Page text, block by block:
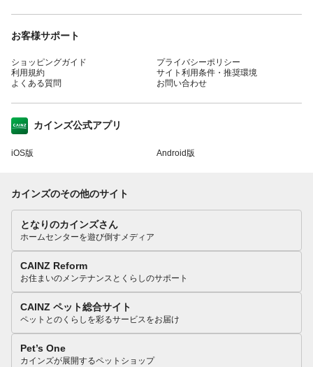
お客様サポート
ショッピングガイド
利用規約
よくある質問
プライバシーポリシー
サイト利用条件・推奨環境
お問い合わせ
カインズ公式アプリ
iOS版 Android版
カインズのその他のサイト
となりのカインズさん
ホームセンターを遊び倒すメディア
CAINZ Reform
お住まいのメンテナンスとくらしのサポート
CAINZ ペット総合サイト
ペットとのくらしを彩るサービスをお届け
Pet’s One
カインズが展開するペットショップ